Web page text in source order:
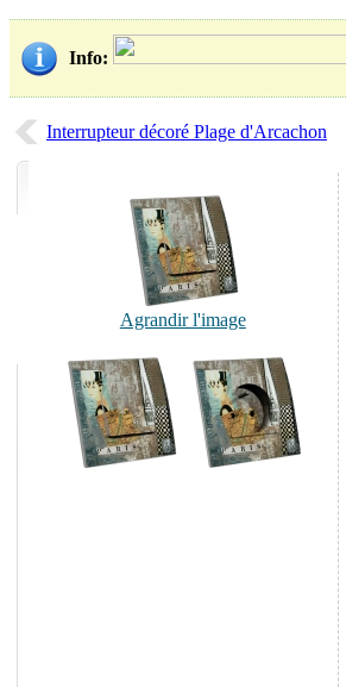
Info:
Interrupteur décoré Plage d'Arcachon
Agrandir l'image